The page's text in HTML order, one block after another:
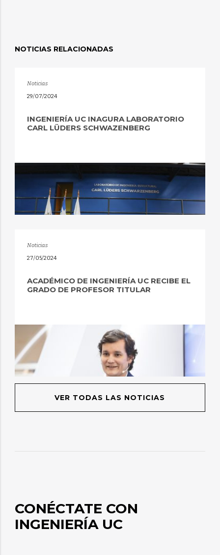
NOTICIAS RELACIONADAS
Noticias
29/07/2024
INGENIERÍA UC INAGURA LABORATORIO
CARL LÜDERS SCHWAZENBERG
Noticias
27/05/2024
ACADÉMICO DE INGENIERÍA UC RECIBE EL
GRADO DE PROFESOR TITULAR
VER TODAS LAS NOTICIAS
CONÉCTATE CON
INGENIERÍA UC